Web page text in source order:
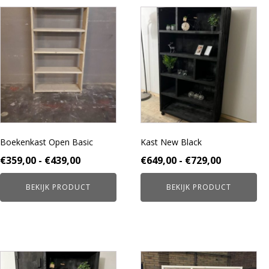
Boekenkast Open Basic
€359,00 - €439,00Prijsklasse:
€359,00
tot
€439,00
BEKIJK PRODUCT
product
meerdere
variaties.
optie
kan
gekozen
op
de
productpagina
Kast New Black
€649,00 - €729,00
€649,00
tot
€729,00
BEKIJK PRODUCT
Dit
product
heeft
meerdere
variaties.
Deze
optie
kan
gekozen
op
de
productpagina
Dit